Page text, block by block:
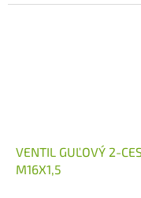
VENTIL GUĽOVÝ 2-
M16X1,5